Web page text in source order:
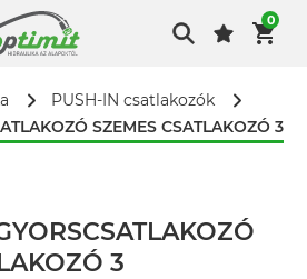
0
PUSH-IN csatlakozók
SZEMES CSATLAKOZÓ 3
3